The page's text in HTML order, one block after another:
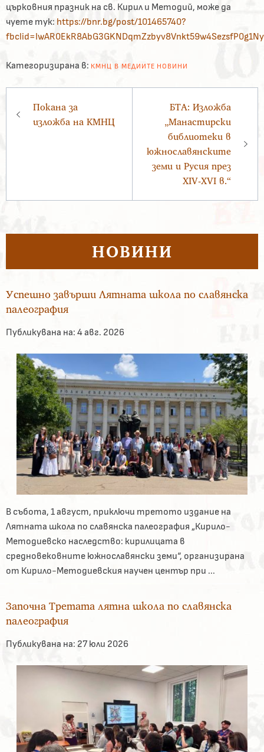
църковния празник на св. Кирил и Методий, може да
чуете тук: https://bnr.bg/post/101465740?
Категоризирана в: КМНЦ В МЕДИИТЕ НОВИНИ
Покана за
изложба на КМНЦ
БТА: Изложба
„Манастирски
библиотеки в
южнославянските
земи и Русия през
XIV-XVI в.“
НОВИНИ
Успешно завърши Лятната школа по славянска
палеография
Публикувана на: 4 авг. 2026
В събота, 1 август, приключи третото издание на
Лятната школа по славянска палеография „Кирило-
Методиевско наследство: кирилицата в
средновековните южнославянски земи“, организирана
от Кирило-Методиевския научен център при ...
Започна Третата лятна школа по славянска
палеография
Публикувана на: 27 юли 2026